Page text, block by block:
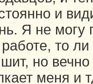
и
Я не могу
то
но вечно
меня и